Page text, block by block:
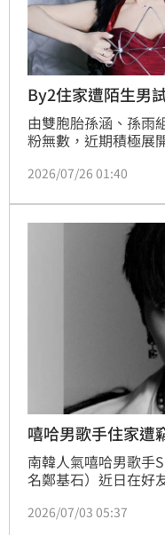
By2住家遭陌生男
由雙胞胎孫涵、孫雨
粉無數，近期積極展
碼，讓她們看了心裡
2026/07/26 01:40
嘻哈男歌手住家
南韓人氣嘻哈男歌
名鄭基石）近日在好
警發現才順利報警揪
2026/07/03 05:37